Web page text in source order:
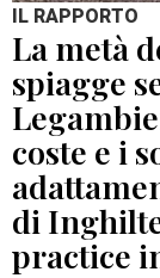
IL RAPPORTO
La metà
spiagge
coste e i
di
practice